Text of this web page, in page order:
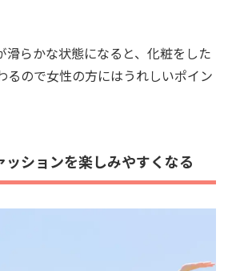
滑らかな状態になると、化粧をした
るので女性の方にはうれしいポイン
ションを楽しみやすくなる